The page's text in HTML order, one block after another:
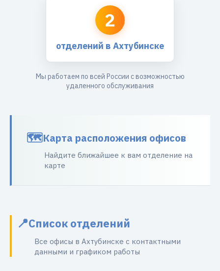
2
отделений в Ахтубинске
Мы работаем по всей России с возможностью
удаленного обслуживания
Карта расположения офисов
Найдите ближайшее к вам отделение на
карте
Список отделений
Все офисы в Ахтубинске с контактными
данными и графиком работы